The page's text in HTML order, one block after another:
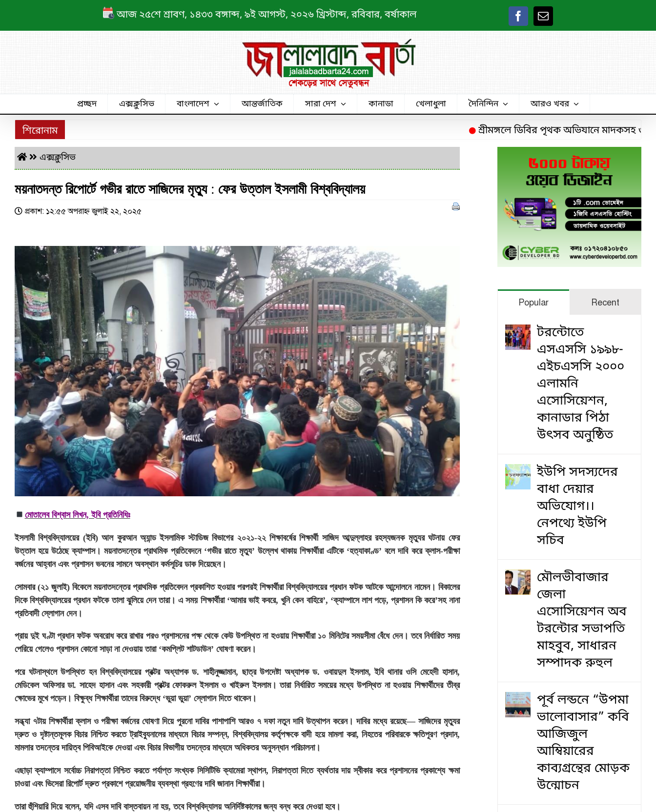
আজ ২৫শে শ্রাবণ, ১৪৩৩ বঙ্গাব্দ, ৯ই আগস্ট, ২০২৬ খ্রিস্টাব্দ, রবিবার, বর্ষাকাল
প্রচ্ছদ এক্সক্লুসিভ বাংলাদেশ আন্তর্জাতিক সারা দেশ কানাডা খেলাধুলা দৈনিন্দিন আরও খবর
শিরোনাম শ্রীমঙ্গলে ডিবির পৃথক অভিযানে মাদকসহ ৩ চিহ্নিত
এক্সক্লুসিভ
ময়নাতদন্ত রিপোর্টে গভীর রাতে সাজিদের মৃত্যু : ফের উত্তাল ইসলামী বিশ্ববিদ্যালয়
প্রকাশ: ১২:৫৫ অপরাহ্ণ জুলাই ২২, ২০২৫
মোতালেব বিশ্বাস লিখন, ইবি প্রতিনিধিঃ
ইসলামী বিশ্ববিদ্যালয়ের (ইবি) আল কুরআন অ্যান্ড ইসলামিক স্টাডিজ বিভাগের ২০২১-২২ শিক্ষাবর্ষের শিক্ষার্থী সাজিদ আব্দুল্লাহর রহস্যজনক মৃত্যুর ঘটনায় ফের
উত্তাল হয়ে উঠেছে ক্যাম্পাস। ময়নাতদন্তের প্রাথমিক প্রতিবেদনে ‘গভীর রাতে মৃত্যু’ উল্লেখ থাকায় শিক্ষার্থীরা এটিকে ‘হত্যাকাণ্ড’ বলে দাবি করে ক্লাস-পরীক্ষা
বর্জনের আহ্বান এবং প্রশাসন ভবনের সামনে অবস্থান কর্মসূচির ডাক দিয়েছেন।
সোমবার (২১ জুলাই) বিকেলে ময়নাতদন্তের প্রাথমিক প্রতিবেদন প্রকাশিত হওয়ার পরপরই শিক্ষার্থীরা বিশ্ববিদ্যালয়ের প্রধান ফটক আটকে আন্দোলনে নামেন। বিকালের
দিকে বিশ্ববিদ্যালয়ের প্রধান ফটকে তালা ঝুলিয়ে দেন তারা। এ সময় শিক্ষার্থীরা ‘আমার ভাই কবরে, খুনি কেন বাহিরে’, ‘ক্যাম্পাসে লাশ পড়ে, প্রশাসন কি করে’সহ নানা
প্রতিবাদী স্লোগান দেন।
প্রায় দুই ঘণ্টা প্রধান ফটক অবরোধ করে রাখার পরও প্রশাসনের পক্ষ থেকে কেউ উপস্থিত না হওয়ায় শিক্ষার্থীরা ১০ মিনিটের সময়সীমা বেঁধে দেন। তবে নির্ধারিত সময়
পেরিয়ে গেলেও প্রশাসন কোনো সাড়া না দেওয়ায় তারা ‘কমপ্লিট শাটডাউন’ ঘোষণা করেন।
পরে ঘটনাস্থলে উপস্থিত হন বিশ্ববিদ্যালয়ের প্রক্টর অধ্যাপক ড. শাহীনুজ্জামান, ছাত্র উপদেষ্টা অধ্যাপক ড. ওবায়দুল ইসলাম, ইবি থানার ওসি মেহেদী হাসান,
মেডিকেল অফিসার ডা. সাহেদ হাসান এবং সহকারী প্রক্টর ফোকরুল ইসলাম ও খাইরুল ইসলাম। তারা নির্ধারিত সময়ের মধ্যে উপস্থিত না হওয়ায় শিক্ষার্থীদের তীব্র
ক্ষোভের মুখে পড়েন। বিক্ষুব্ধ শিক্ষার্থীরা তাদের বিরুদ্ধে ‘ভুয়া ভুয়া’ স্লোগান দিতে থাকেন।
সন্ধ্যা ৭টায় শিক্ষার্থীরা ক্লাস ও পরীক্ষা বর্জনের ঘোষণা দিয়ে পুরনো দাবির পাশাপাশি আরও ৭ দফা নতুন দাবি উত্থাপন করেন। দাবির মধ্যে রয়েছে— সাজিদের মৃত্যুর
দ্রুত ও দৃষ্টান্তমূলক বিচার নিশ্চিত করতে ট্রাইব্যুনালের মাধ্যমে বিচার সম্পন্ন, বিশ্ববিদ্যালয় কর্তৃপক্ষকে বাদী হয়ে মামলা করা, নিহতের পরিবারকে ক্ষতিপূরণ প্রদান,
মামলার তদন্তের দায়িত্ব পিবিআইকে দেওয়া এবং বিচার বিভাগীয় তদন্তের মাধ্যমে অধিকতর অনুসন্ধান পরিচালনা।
এছাড়া ক্যাম্পাসে সর্বোচ্চ নিরাপত্তা নিশ্চিত করতে পর্যাপ্ত সংখ্যক সিসিটিভি ক্যামেরা স্থাপন, নিরাপত্তা দিতে ব্যর্থতার দায় স্বীকার করে প্রশাসনের প্রকাশ্যে ক্ষমা
চাওয়া এবং ভিসেরা রিপোর্ট দ্রুত প্রকাশে প্রয়োজনীয় ব্যবস্থা গ্রহণের দাবি জানান শিক্ষার্থীরা।
তারা হুঁশিয়ারি দিয়ে বলেন, যদি এসব দাবি বাস্তবায়ন না হয়, তবে বিশ্ববিদ্যালয় অনির্দিষ্টকালের জন্য বন্ধ করে দেওয়া হবে।
Popular Recent
টরন্টোতে
এসএসসি ১৯৯৮-
এইচএসসি ২০০০
এলামনি
এসোসিয়েশন,
কানাডার পিঠা
উৎসব অনুষ্ঠিত
ইউপি সদস্যদের
বাধা দেয়ার
অভিযোগ।।
নেপথ্যে ইউপি
সচিব
মৌলভীবাজার
জেলা
এসোসিয়েশন অব
টরন্টোর সভাপতি
মাহবুব, সাধারন
সম্পাদক রুহুল
পূর্ব লন্ডনে “উপমা
ভালোবাসার” কবি
আজিজুল
আম্বিয়ারের
কাব্যগ্রন্থের মোড়ক
উন্মোচন